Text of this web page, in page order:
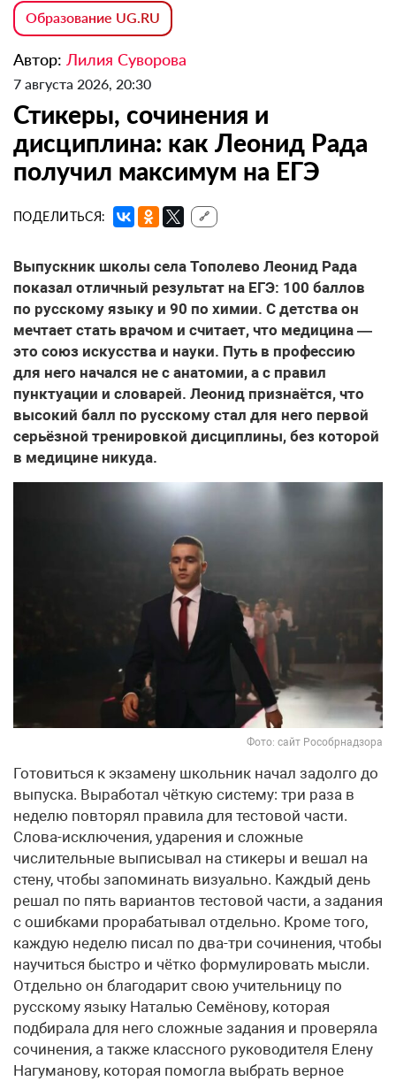
Образование UG.RU
Автор: Лилия Суворова
7 августа 2026, 20:30
Стикеры, сочинения и
дисциплина: как Леонид Рада
получил максимум на ЕГЭ
ПОДЕЛИТЬСЯ: 🔗
Выпускник школы села Тополево Леонид Рада
показал отличный результат на ЕГЭ: 100 баллов
по русскому языку и 90 по химии. С детства он
мечтает стать врачом и считает, что медицина —
это союз искусства и науки. Путь в профессию
для него начался не с анатомии, а с правил
пунктуации и словарей. Леонид признаётся, что
высокий балл по русскому стал для него первой
серьёзной тренировкой дисциплины, без которой
в медицине никуда.
Фото: сайт Рособрнадзора
Готовиться к экзамену школьник начал задолго до
выпуска. Выработал чёткую систему: три раза в
неделю повторял правила для тестовой части.
Слова-исключения, ударения и сложные
числительные выписывал на стикеры и вешал на
стену, чтобы запоминать визуально. Каждый день
решал по пять вариантов тестовой части, а задания
с ошибками прорабатывал отдельно. Кроме того,
каждую неделю писал по два-три сочинения, чтобы
научиться быстро и чётко формулировать мысли.
Отдельно он благодарит свою учительницу по
русскому языку Наталью Семёнову, которая
подбирала для него сложные задания и проверяла
сочинения, а также классного руководителя Елену
Нагуманову, которая помогла выбрать верное